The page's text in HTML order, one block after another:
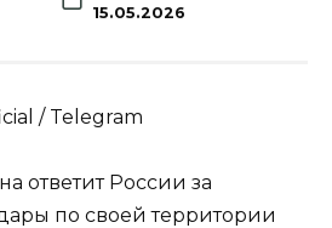
15.05.2026
/ Telegram
ответит России за
по своей территории